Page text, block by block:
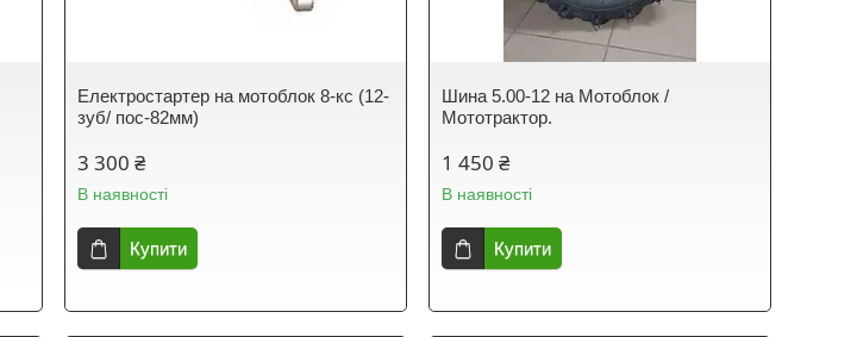
Електростартер на мотоблок 8-кс (12-
зуб/ пос-82мм)
3 300 ₴
В наявності
Купити
Шина 5.00-12 на Мотоблок /
Мототрактор.
1 450 ₴
В наявності
Купити